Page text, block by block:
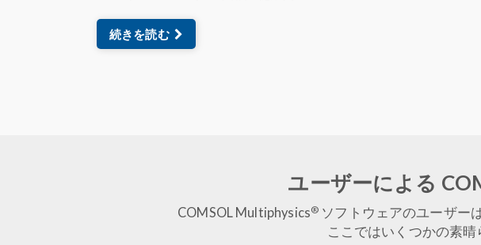
続きを読む
ユーザーによる
COMSOL Multiphysics® ソフトウェアのユーザー
ここではいくつかの素